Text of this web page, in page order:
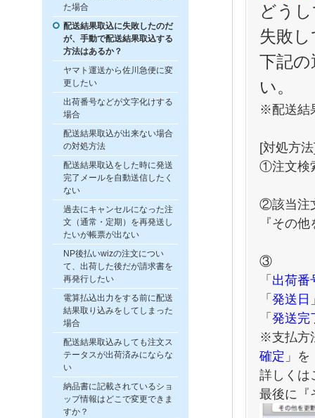
た場合
配送結果取込に失敗したのだ
が、手動で配送結果取込する
方法はあるか？
ヤマト運送から佐川急便に変
更したい
出荷番号などが文字化けする
場合
配送結果取込が出来ない場合
の対処方法
配送結果取込をした時に発送
完了メールを自動送信したく
ない
過去にキャンセルになった注
文（通常・定期）を再発送し
たいが帳票が出ない
NP後払いwizの注文につい
て、出荷した後だが請求書を
再発行したい
電算払込出力をする前に配送
結果取り込みをしてしまった
場合
配送結果取込みしても注文ス
テータスが出荷済みにならな
い
納品書に記載されているショ
ップ情報はどこで変更できま
すか？
どう
失敗
下記
い。
※配送結
[対処方
①注文検
②該当注
『その
③
「 出荷番
「 発送日
「 発送完
※支払方
確定 」
詳しくは
最後に『